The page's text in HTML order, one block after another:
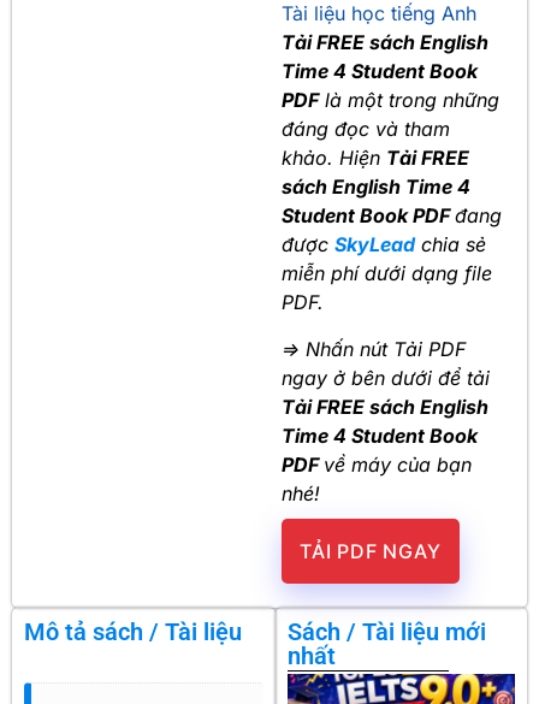
Tài liệu học tiếng Anh
Tải FREE sách English
Time 4 Student Book
PDFlà một trong những
đáng đọc và tham
khảo. Hiện Tải FREE
sách English Time 4
Student Book PDFđang
được SkyLeadchia sẻ
miễn phí dưới dạng file
PDF.
=> Nhấn nút Tải PDF
ngay ở bên dưới để tải
Tải FREE sách English
Time 4 Student Book
PDF về máy của bạn
nhé!
TẢI PDF NGAY
Mô tả sách / Tài liệu
Sách / Tài liệu mới
nhất